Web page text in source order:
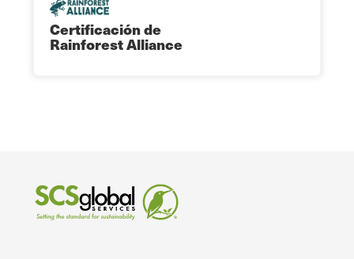
Certificación de
Rainforest Alliance